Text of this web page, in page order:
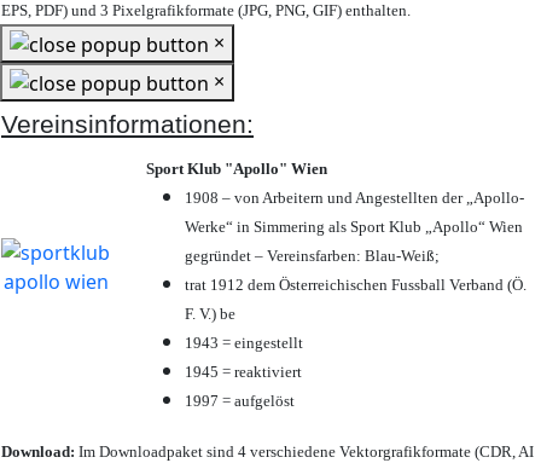
EPS, PDF) und 3 Pixelgrafikformate (JPG, PNG, GIF) enthalten.
×
×
Vereinsinformationen:
Sport Klub "Apollo" Wien
1908 – von Arbeitern und Angestellten der „Apollo-
Werke“ in Simmering als Sport Klub „Apollo“ Wien
gegründet – Vereinsfarben: Blau-Weiß;
trat 1912 dem Österreichischen Fussball Verband (Ö.
F. V.) be
1943 = eingestellt
1945 = reaktiviert
1997 = aufgelöst
Download: Im Downloadpaket sind 4 verschiedene Vektorgrafikformate (CDR, AI